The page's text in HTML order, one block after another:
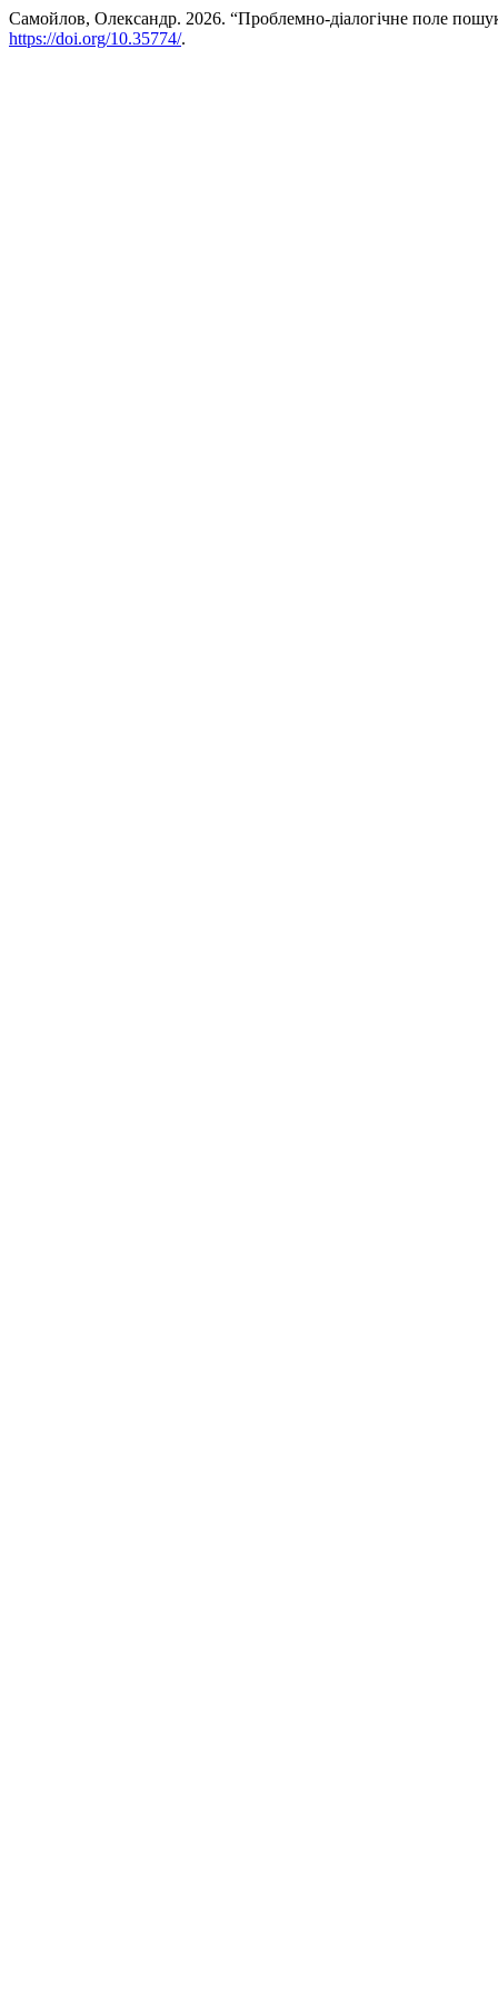
Самойлов, Олександр. 2026. “Проблемно-діалогічне поле
https://doi.org/10.35774/.